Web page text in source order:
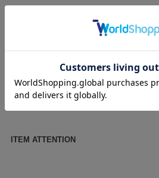
※天然の淡水パールを使用している
差が発生します。その為、全長サイ
生します。目安としてご参考ください
ITEM ATTENTION